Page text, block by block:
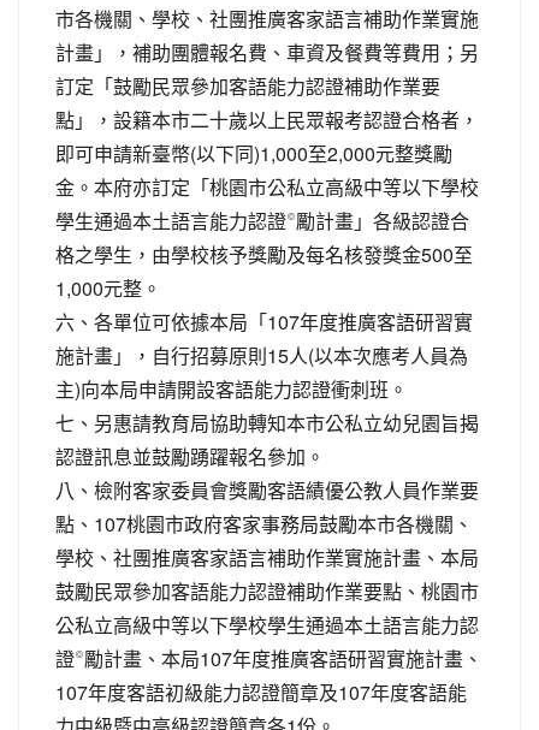
市各機關、學校、社團推廣客家語言補助作業實施
計畫」，補助團體報名費、車資及餐費等費用；另
訂定「鼓勵民眾參加客語能力認證補助作業要
點」，設籍本市二十歲以上民眾報考認證合格者，
即可申請新臺幣(以下同)1,000至2,000元整獎勵
金。本府亦訂定「桃園市公私立高級中等以下學校
學生通過本土語言能力認證勵計畫」各級認證合
格之學生，由學校核予獎勵及每名核發獎金500至
1,000元整。
六、各單位可依據本局「107年度推廣客語研習實
施計畫」，自行招募原則15人(以本次應考人員為
主)向本局申請開設客語能力認證衝刺班。
七、另惠請教育局協助轉知本市公私立幼兒園旨揭
認證訊息並鼓勵踴躍報名參加。
八、檢附客家委員會獎勵客語績優公教人員作業要
點、107桃園市政府客家事務局鼓勵本市各機關、
學校、社團推廣客家語言補助作業實施計畫、本局
鼓勵民眾參加客語能力認證補助作業要點、桃園市
公私立高級中等以下學校學生通過本土語言能力認
證勵計畫、本局107年度推廣客語研習實施計畫、
107年度客語初級能力認證簡章及107年度客語能